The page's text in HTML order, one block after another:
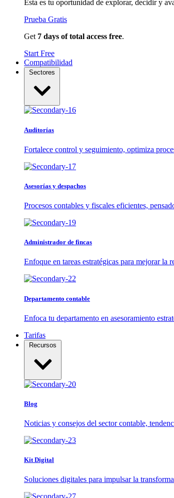
Esta es tu oportunidad de explorar, decidir y
Prueba Gratis
Get 7 days of total access free.
Start Free
Compatibilidad
Sectores
Auditorías
Fortalece control y seguimiento, optimiza
Asesorías y despachos
Procesos contables y fiscales eficientes,
Administrador de fincas
Enfoque en tareas estratégicas para mejorar
Departamento contable
Enfoca tu departamento en asesoramiento
Tarifas
Recursos
Blog
Noticias y consejos del sector contable,
Kit Digital
Soluciones digitales para impulsar la